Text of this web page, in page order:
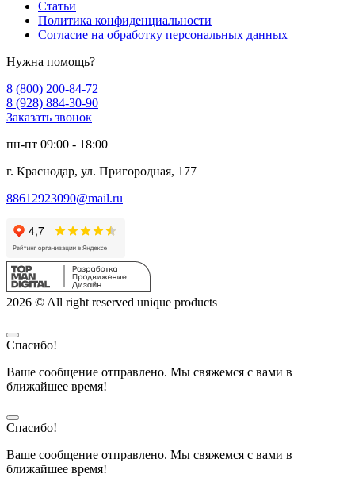
Статьи
Политика конфиденциальности
Согласие на обработку персональных данных
Нужна помощь?
8 (800) 200-84-72
8 (928) 884-30-90
Заказать звонок
пн-пт 09:00 - 18:00
г. Краснодар, ул. Пригородная, 177
88612923090@mail.ru
2026 © All right reserved unique products
Спасибо!
Ваше сообщение отправлено. Мы свяжемся с вами в
ближайшее время!
Спасибо!
Ваше сообщение отправлено. Мы свяжемся с вами в
ближайшее время!